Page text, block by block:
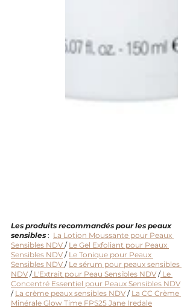
Les produits recommandés pour les peaux
sensibles : La Lotion Moussante pour Peaux
Sensibles NDV / Le Gel Exfoliant pour Peaux
Sensibles NDV / Le Tonique pour Peaux
Sensibles NDV / Le sérum pour peaux sensibles
NDV / L'Extrait pour Peau Sensibles NDV / Le
Concentré Essentiel pour Peaux Sensibles NDV
/ La crème peaux sensibles NDV / La CC Crème
Minérale Glow Time FPS25 Jane Iredale